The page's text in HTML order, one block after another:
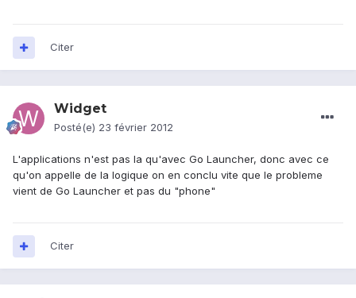
Citer
Widget
Posté(e) 23 février 2012
L'applications n'est pas la qu'avec Go Launcher, donc avec ce
qu'on appelle de la logique on en conclu vite que le probleme
vient de Go Launcher et pas du "phone"
Citer